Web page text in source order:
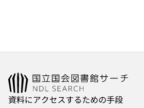
資料にアクセスするための手段